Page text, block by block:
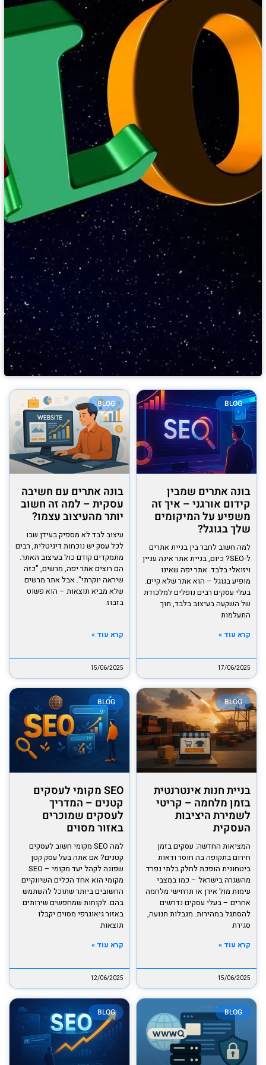
BLOG
בונה אתרים שמבין
קידום אורגני – איך זה
משפיע על המיקומים
שלך בגוגל?
למה חשוב לחבר בין בניית אתרים
ל-SEO? כיום, בניית אתר אינה עניין
ויזואלי בלבד. אתר יפה שאינו
מופיע בגוגל – הוא אתר שלא קיים.
בעלי עסקים רבים נופלים למלכודת
של השקעה בעיצוב בלבד, תוך
התעלמות
קרא עוד »
17/06/2025
BLOG
בונה אתרים עם חשיבה
עסקית – למה זה חשוב
יותר מהעיצוב עצמו?
עיצוב לבד לא מספיק בעידן שבו
לכל עסק יש נוכחות דיגיטלית, רבים
מתמקדים קודם כול בעיצוב האתר.
הם רוצים אתר יפה, מרשים, "כזה
שיראה יוקרתי". אבל אתר מרשים
שלא מביא תוצאות – הוא פשוט
בזבוז.
קרא עוד »
15/06/2025
BLOG
בניית חנות אינטרנטית
בזמן מלחמה – קריטי
לשמירת היציבות
העסקית
המציאות החדשה: עסקים בזמן
חירום בתקופה בה חוסר ודאות
ביטחונית הופכת לחלק בלתי נפרד
מהשגרה בישראל – כמו במצבי
עימות מול אירן או תרחישי מלחמה
אחרים – בעלי עסקים נדרשים
להסתגל במהירות. מגבלות תנועה,
סגירת
קרא עוד »
15/06/2025
BLOG
SEO מקומי לעסקים
קטנים – המדריך
לעסקים שמוכרים
באזור מסוים
למה SEO מקומי חשוב לעסקים
קטנים? אם אתה בעל עסק קטן
שפונה לקהל יעד מקומי – SEO
מקומי הוא אחד הכלים השיווקיים
החשובים ביותר שתוכל להשתמש
בהם. לקוחות שמחפשים שירותים
באזור גיאוגרפי מסוים יקבלו
תוצאות
קרא עוד »
12/06/2025
BLOG
BLOG